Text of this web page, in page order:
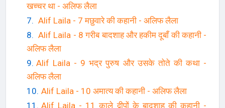
खच्चर था - अलिफ लैला
Alif Laila - 7 मछुवारे की कहानी - अलिफ लैला
Alif Laila - 8 गरीब बादशाह और हकीम दूबाँ की कहानी -
अलिफ लैला
Alif Laila - 9 भद्र पुरुष और उसके तोते की कथा -
अलिफ लैला
Alif Laila - 10 अमात्य की कहानी - अलिफ लैला
Alif Laila - 11 काले द्वीपों के बादशाह की कहानी -